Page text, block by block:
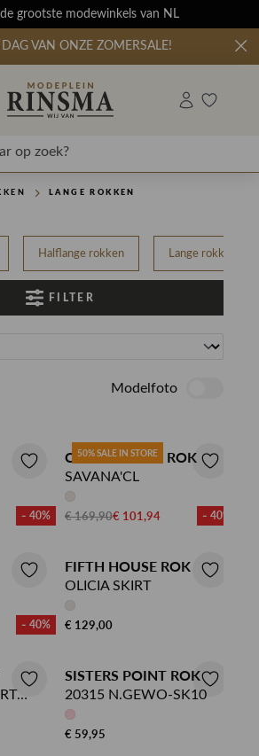
grootste modewinkels van NL
DAG VAN ONZE ZOMERSALE!
LANGE ROKKEN
Halflange rokken Lange rokken
FILTER
Modelfoto
- 40%
50% SALE IN STORE
CLUB L'AVENIR ROK
SAVANA'CL
€ 169,90€ 101,94 - 40%
- 40%
FIFTH HOUSE ROK
OLICIA SKIRT
€ 129,00
SISTERS POINT ROK
20315 N.GEWO-SK10
€ 59,95